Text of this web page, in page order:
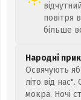
повітря
більше
Народні
Освячують
літо від
мокра. Ночі